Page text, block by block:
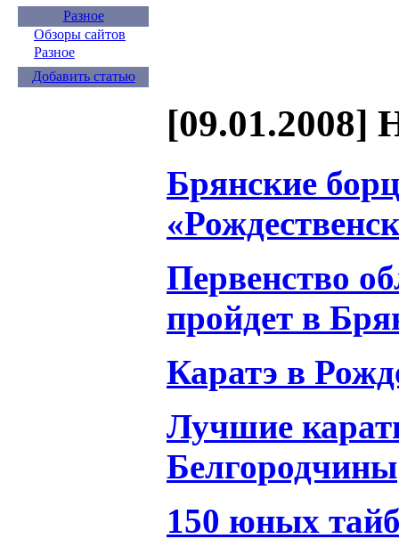
Разное
Обзоры сайтов
Разное
Добавить статью
[09.01.2008]
Брянские
Первенство
пройдет в
Каратэ в
Лучшие
Белгородчины
150 юных